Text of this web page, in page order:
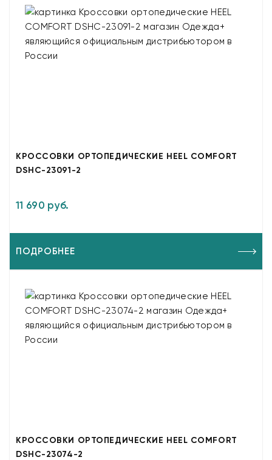
КРОССОВКИ ОРТОПЕДИЧЕСКИЕ HEEL COMFORT
DSHC-23091-2
11 690 руб.
ПОДРОБНЕЕ
КРОССОВКИ ОРТОПЕДИЧЕСКИЕ HEEL COMFORT
DSHC-23074-2